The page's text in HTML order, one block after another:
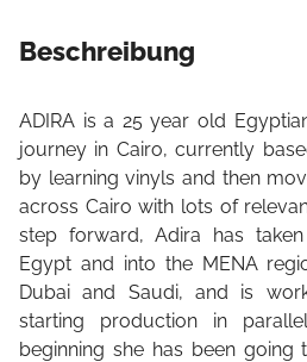
Beschreibung
ADIRA is a 25 year old
journey in Cairo, currently
by learning vinyls and then
across Cairo with lots of
step forward, Adira has
Egypt and into the MENA
Dubai and Saudi, and is
starting production in
beginning she has been going